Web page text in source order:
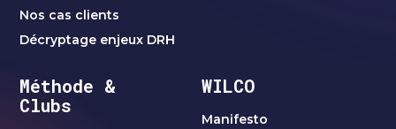
Nos cas clients
Décryptage enjeux DRH
Méthode &
Clubs
WILCO
Manifesto